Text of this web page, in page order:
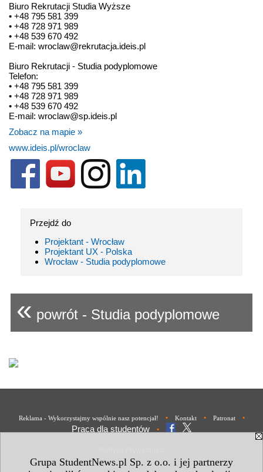
Grupa StudentNews.pl Sp. z o.o. i jej partnerzy
Biuro Rekrutacji Studia Wyższe
• +48 795 581 399
• +48 728 971 989
• +48 539 670 492
E-mail: wroclaw@rekrutacja.ideis.pl
Biuro Rekrutacji - Studia podyplomowe
Telefon:
• +48 795 581 399
• +48 728 971 989
• +48 539 670 492
E-mail: wroclaw@sp.ideis.pl
Zobacz na mapie »
www.ideis.pl/wroclaw
Przejdź do
Projektant - Wrocław
Projektant UX - Polska
Wrocław - Studia podyplomowe
« powrót - Studia podyplomowe
Reklama - Wykorzystajmy wspólnie nasz potencjał! • Kontakt • Patronat •
Praca dla studentów •